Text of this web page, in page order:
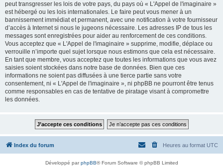
peut transgresser les lois de votre pays, du pays où « L'Appel de l'imaginaire »
est hébergé ou les lois internationales. Le faire peut vous mener à un
bannissement immédiat et permanent, avec une notification à votre fournisseur
d’accès à Internet si nous le jugeons nécessaire. Les adresses IP de tous les
messages sont enregistrées pour aider au renforcement de ces conditions.
Vous acceptez que « L'Appel de l'imaginaire » supprime, modifie, déplace ou
verrouille n’importe quel sujet lorsque nous estimons que cela est nécessaire.
En tant que membre, vous acceptez que toutes les informations que vous avez
saisies soient stockées dans notre base de données. Bien que ces
informations ne soient pas diffusées à une tierce partie sans votre
consentement, ni « L'Appel de l'imaginaire », ni phpBB ne pourront être tenus
comme responsables en cas de tentative de piratage visant à compromettre
les données.
Index du forum Heures au format UTC
Développé parphpBB® Forum Software © phpBB Limited